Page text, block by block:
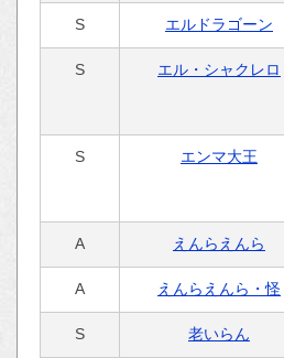
S エルドラゴーン
S エル・シャクレロ
S エンマ大王
A えんらえんら
A えんらえんら・怪
S 老いらん